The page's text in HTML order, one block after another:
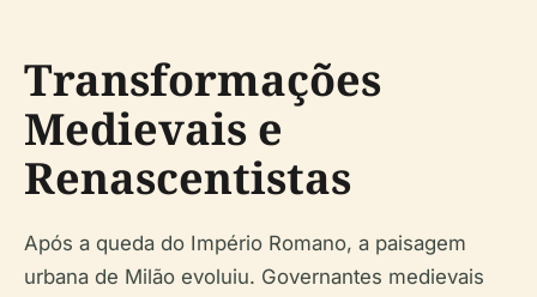
Transformações
Medievais e
Renascentistas
Após a queda do Império Romano, a paisagem
urbana de Milão evoluiu. Governantes medievais